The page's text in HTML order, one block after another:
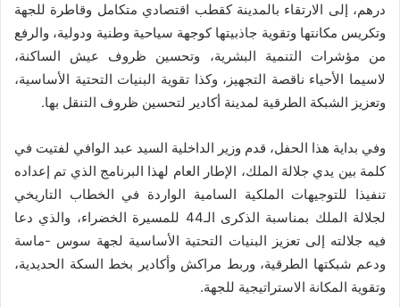
درهم، إلى الارتقاء بالمدينة كقطب اقتصادي متكامل وقاطرة للجهة
وتكريس مكانتها وتقوية جاذبيتها كوجهة سياحية وطنية ودولية، والرفع
من مؤشرات التنمية البشرية، وتحسين ظروف عيش الساكنة،
لاسيما الأحياء ناقصة التجهيز، وكذا تقوية البنيات التحتية الأساسية،
وتعزيز الشبكة الطرقية لمدينة أكادير لتحسين ظروف التنقل بها.
وفي بداية هذا الحفل، قدم وزير الداخلية السيد عبد الوافي لفتيت في
كلمة بين يدي جلالة الملك، الإطار العام لهذا البرنامج الذي تم إعداده
تنفيذا للتوجيهات الملكية السامية الواردة في الخطاب التاريخي
لجلالة الملك بمناسبة الذكرى الـ44 للمسيرة الخضراء، والذي دعا
فيه جلالته إلى تعزيز البنيات التحتية الأساسية لجهة سوس -ماسة
ودعم شبكتها الطرقية، وربط مراكش وأكادير بخط السكة الحديدية،
وتقوية المكانة الاستراتيجية للجهة.